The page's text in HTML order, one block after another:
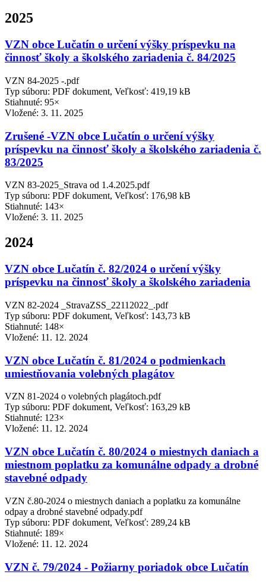
2025
VZN obce Lučatín o určení výšky príspevku na
činnosť školy a školského zariadenia č. 84/2025
VZN 84-2025 -.pdf
Typ súboru: PDF dokument, Veľkosť: 419,19 kB
Stiahnuté: 95×
Vložené: 3. 11. 2025
Zrušené -VZN obce Lučatín o určení výšky
príspevku na činnosť školy a školského zariadenia č.
83/2025
VZN 83-2025_Strava od 1.4.2025.pdf
Typ súboru: PDF dokument, Veľkosť: 176,98 kB
Stiahnuté: 143×
Vložené: 3. 11. 2025
2024
VZN obce Lučatín č. 82/2024 o určení výšky
príspevku na činnosť školy a školského zariadenia
VZN 82-2024 _StravaZSS_22112022_.pdf
Typ súboru: PDF dokument, Veľkosť: 143,73 kB
Stiahnuté: 148×
Vložené: 11. 12. 2024
VZN obce Lučatín č. 81/2024 o podmienkach
umiestňovania volebných plagátov
VZN 81-2024 o volebných plagátoch.pdf
Typ súboru: PDF dokument, Veľkosť: 163,29 kB
Stiahnuté: 123×
Vložené: 11. 12. 2024
VZN obce Lučatín č. 80/2024 o miestnych daniach a
miestnom poplatku za komunálne odpady a drobné
stavebné odpady
VZN č.80-2024 o miestnych daniach a poplatku za komunálne
odpay a drobné stavebné odpady.pdf
Typ súboru: PDF dokument, Veľkosť: 289,24 kB
Stiahnuté: 189×
Vložené: 11. 12. 2024
VZN č. 79/2024 - Požiarny poriadok obce Lučatín